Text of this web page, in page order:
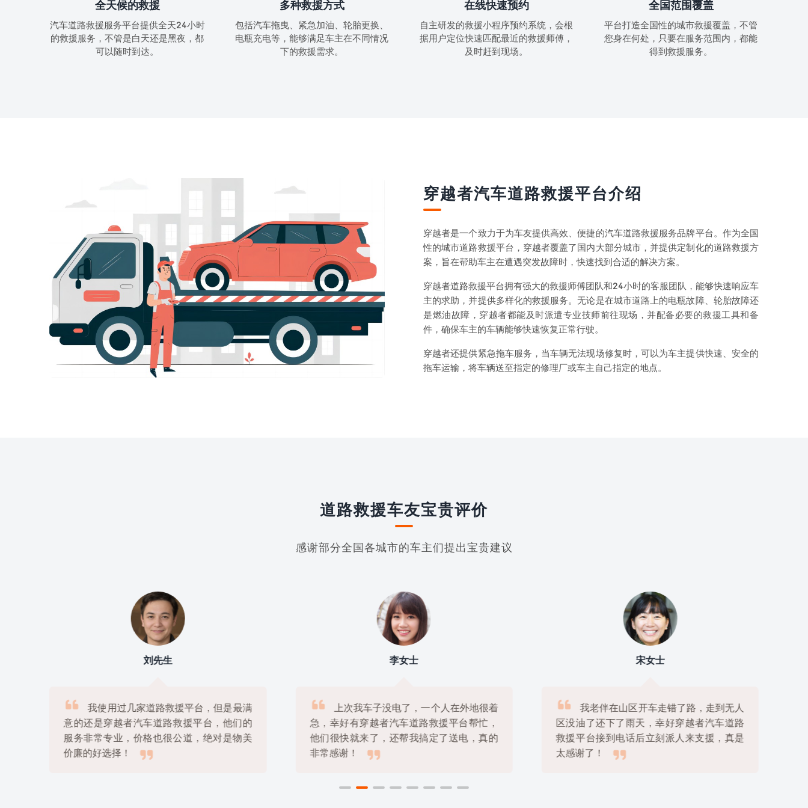
全天候的救援
汽车道路救援服务平台提供全天24小时
的救援服务，不管是白天还是黑夜，都
可以随时到达。
多种救援方式
包括汽车拖曳、紧急加油、轮胎更换、
电瓶充电等，能够满足车主在不同情况
下的救援需求。
在线快速预约
自主研发的救援小程序预约系统，会根
据用户定位快速匹配最近的救援师傅，
及时赶到现场。
全国范围覆盖
平台打造全国性的城市救援覆盖，不管
您身在何处，只要在服务范围内，都能
得到救援服务。
穿越者汽车道路救援平台介绍
穿越者是一个致力于为车友提供高效、便捷的汽车道路救援服务品牌平台。作为全国
性的城市道路救援平台，穿越者覆盖了国内大部分城市，并提供定制化的道路救援方
案，旨在帮助车主在遭遇突发故障时，快速找到合适的解决方案。
穿越者道路救援平台拥有强大的救援师傅团队和24小时的客服团队，能够快速响应车
主的求助，并提供多样化的救援服务。无论是在城市道路上的电瓶故障、轮胎故障还
是燃油故障，穿越者都能及时派遣专业技师前往现场，并配备必要的救援工具和备
件，确保车主的车辆能够快速恢复正常行驶。
穿越者还提供紧急拖车服务，当车辆无法现场修复时，可以为车主提供快速、安全的
拖车运输，将车辆送至指定的修理厂或车主自己指定的地点。
道路救援车友宝贵评价
感谢部分全国各城市的车主们提出宝贵建议
刘先生

我使用过几家道路救援平台，但是最满
意的还是穿越者汽车道路救援平台，他们的
服务非常专业，价格也很公道，绝对是物美
价廉的好选择！

李女士

上次我车子没电了，一个人在外地很着
急，幸好有穿越者汽车道路救援平台帮忙，
他们很快就来了，还帮我搞定了送电，真的
非常感谢！

宋女士

我老伴在山区开车走错了路，走到无人
区没油了还下了雨天，幸好穿越者汽车道路
救援平台接到电话后立刻派人来支援，真是
太感谢了！
